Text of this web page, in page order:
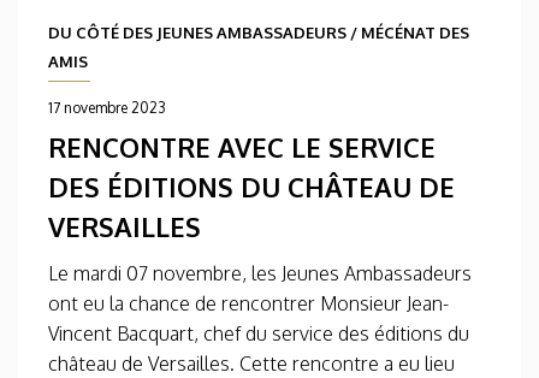
DU CÔTÉ DES JEUNES AMBASSADEURS / MÉCÉNAT DES
AMIS
17 novembre 2023
RENCONTRE AVEC LE SERVICE
DES ÉDITIONS DU CHÂTEAU DE
VERSAILLES
Le mardi 07 novembre, les Jeunes Ambassadeurs
ont eu la chance de rencontrer Monsieur Jean-
Vincent Bacquart, chef du service des éditions du
château de Versailles. Cette rencontre a eu lieu